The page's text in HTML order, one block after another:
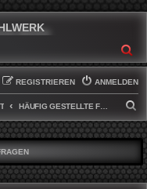
ANMELDEN
REGISTRIEREN
HÄUFIG GESTELLTE FRAGEN
U
C
H
E